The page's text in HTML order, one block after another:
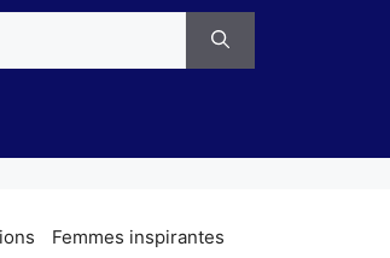
Femmes inspirantes